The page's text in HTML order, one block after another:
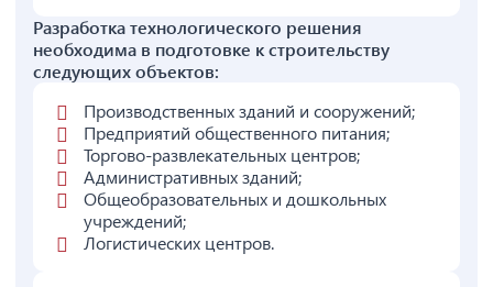
Разработка технологического решения
необходима в подготовке к строительству
следующих объектов:
Производственных зданий и сооружений;
Предприятий общественного питания;
Торгово-развлекательных центров;
Административных зданий;
Общеобразовательных и дошкольных
учреждений;
Логистических центров.